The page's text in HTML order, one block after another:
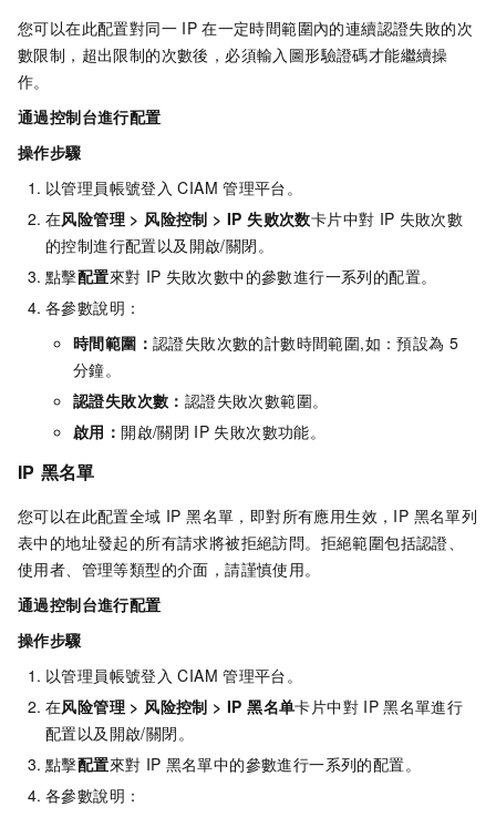
您可以在此配置對同一 IP 在一定時間範圍內的連續認證失敗的次
數限制，超出限制的次數後，必須輸入圖形驗證碼才能繼續操
作。
通過控制台進行配置
操作步驟
以管理員帳號登入 CIAM 管理平台。
在风险管理 > 风险控制 >IP 失败次数卡片中對 IP 失敗次數
的控制進行配置以及開啟/關閉。
點擊配置來對 IP 失敗次數中的參數進行一系列的配置。
各參數說明：
時間範圍： 認證失敗次數的計數時間範圍,如：預設為 5
分鐘。
認證失敗次數： 認證失敗次數範圍。
啟用：開啟/關閉 IP 失敗次數功能。
IP 黑名單
您可以在此配置全域 IP 黑名單，即對所有應用生效，IP 黑名單列
表中的地址發起的所有請求將被拒絕訪問。拒絕範圍包括認證、
使用者、管理等類型的介面，請謹慎使用。
通過控制台進行配置
操作步驟
以管理員帳號登入 CIAM 管理平台。
在风险管理 > 风险控制 >IP 黑名单卡片中對 IP 黑名單進行
配置以及開啟/關閉。
點擊配置來對 IP 黑名單中的參數進行一系列的配置。
各參數說明：